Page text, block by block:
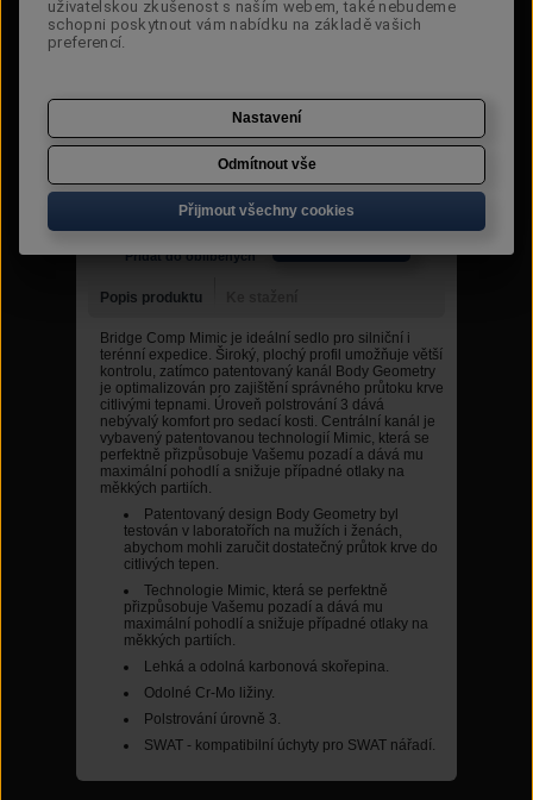
Kód: 27121-2508
Poslat dotaz Poslat odkaz Tisknout
Přidat do porovnání
Přidat do oblíbených
Popis produktu
Bridge Comp Mimic je ideální sedlo pro silniční i
terénní expedice. Široký, plochý profil umožňuje větší
kontrolu, zatímco patentovaný kanál Body Geometry
je optimalizován pro zajištění správného průtoku krve
citlivými tepnami. Úroveň polstrování 3 dává
nebývalý komfort pro sedací kosti. Centrální kanál je
vybavený patentovanou technologií Mimic, která se
perfektně přizpůsobuje Vašemu pozadí a dává mu
maximální pohodlí a snižuje případné otlaky na
měkkých partiích.
Patentovaný design Body Geometry byl
testován v laboratořích na mužích i ženách,
abychom mohli zaručit dostatečný průtok krve do
citlivých tepen.
Technologie Mimic, která se perfektně
přizpůsobuje Vašemu pozadí a dává mu
maximální pohodlí a snižuje případné otlaky na
měkkých partiích.
Lehká a odolná karbonová skořepina.
Odolné Cr-Mo ližiny.
Polstrování úrovně 3.
SWAT - kompatibilní úchyty pro SWAT nářadí.
uživatelskou zkušenost s naším webem, také nebudeme
schopni poskytnout vám nabídku na základě vašich
preferencí.
Nastavení
Odmítnout vše
Přijmout všechny cookies
uživatelskou zkušenost s naším webem, také nebudeme
schopni poskytnout vám nabídku na základě vašich
preferencí.
Nastavení
Odmítnout vše
Přijmout všechny cookies